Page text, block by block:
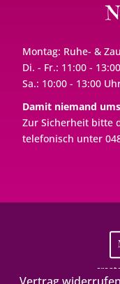
Montag: Ruhe- &
Di. - Fr.: 11:00 -
Sa.: 10:00 - 13:00
Damit niemand
Zur Sicherheit bitte
telefonisch unter